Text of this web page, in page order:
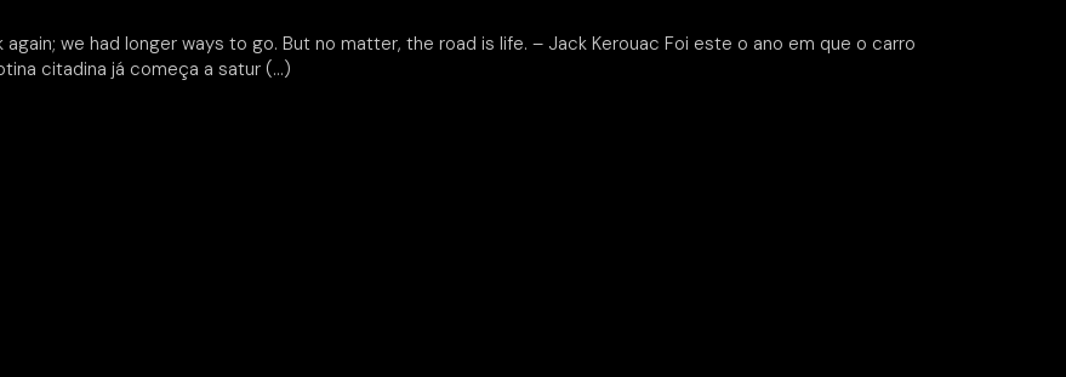
we had longer ways to go. But no matter, the road is life. – Jack Kerouac Foi este o ano em que o carro
citadina já começa a satur